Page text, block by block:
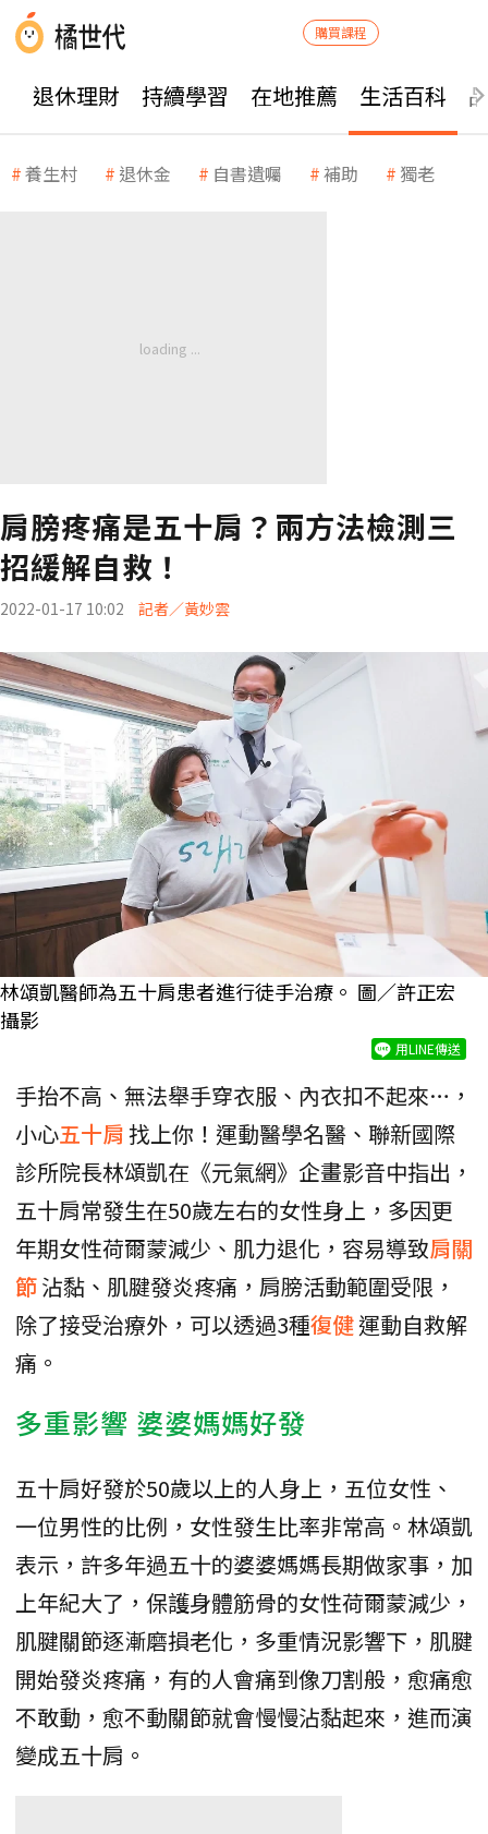
購買課程
退休理財 持續學習 在地推薦 生活百科
養生村 退休金 自書遺囑 補助 獨老
肩膀疼痛是五十肩？兩方法檢測三
招緩解自救！
2022-01-17 10:02 記者／黃妙雲
林頌凱醫師為五十肩患者進行徒手治療。 圖／許正宏
攝影
用LINE傳送
手抬不高、無法舉手穿衣服、內衣扣不起來…，
小心五十肩找上你！運動醫學名醫、聯新國際
診所院長林頌凱在《元氣網》企畫影音中指出，
五十肩常發生在50歲左右的女性身上，多因更
年期女性荷爾蒙減少、肌力退化，容易導致肩關
節沾黏、肌腱發炎疼痛，肩膀活動範圍受限，
除了接受治療外，可以透過3種復健運動自救解
痛。
多重影響 婆婆媽媽好發
五十肩好發於50歲以上的人身上，五位女性、
一位男性的比例，女性發生比率非常高。林頌凱
表示，許多年過五十的婆婆媽媽長期做家事，加
上年紀大了，保護身體筋骨的女性荷爾蒙減少，
肌腱關節逐漸磨損老化，多重情況影響下，肌腱
開始發炎疼痛，有的人會痛到像刀割般，愈痛愈
不敢動，愈不動關節就會慢慢沾黏起來，進而演
變成五十肩。